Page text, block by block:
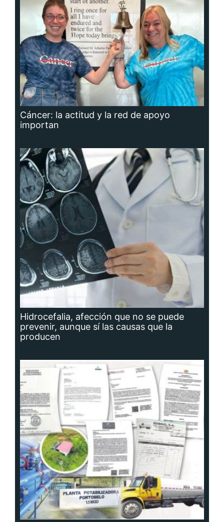
Cáncer: la actitud y la red de apoyo
importan
Hidrocefalia, afección que no se puede
prevenir, aunque sí las causas que la
producen